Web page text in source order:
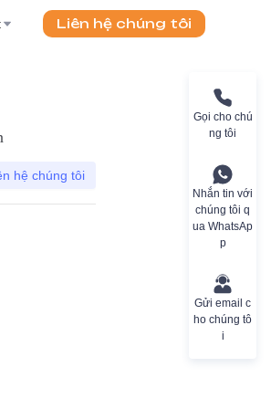
Liên hệ chúng tôi
hệ chúng tôi
Gọi cho chú
ng tôi
Nhắn tin với
chúng tôi q
ua WhatsAp
p
Gửi email c
ho chúng tô
i